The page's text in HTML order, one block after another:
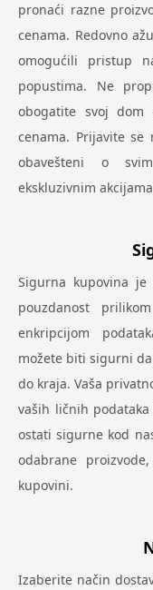
pronaći razne
cenama. Redovno
omogućili pristup
popustima. Ne
obogatite svoj
cenama. Prijavite
obavešteni o
ekskluzivnim
Sigurna kupovina
pouzdanost
enkripcijom
možete biti sigurni
do kraja. Vaša
vaših ličnih
ostati sigurne kod
odabrane
kupovini.
Izaberite način